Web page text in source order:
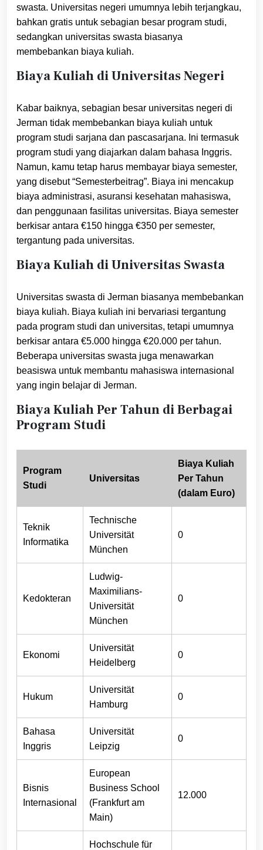
swasta. Universitas negeri umumnya lebih terjangkau,
bahkan gratis untuk sebagian besar program studi,
sedangkan universitas swasta biasanya
membebankan biaya kuliah.
Biaya Kuliah di Universitas Negeri
Kabar baiknya, sebagian besar universitas negeri di
Jerman tidak membebankan biaya kuliah untuk
program studi sarjana dan pascasarjana. Ini termasuk
program studi yang diajarkan dalam bahasa Inggris.
Namun, kamu tetap harus membayar biaya semester,
yang disebut “Semesterbeitrag”. Biaya ini mencakup
biaya administrasi, asuransi kesehatan mahasiswa,
dan penggunaan fasilitas universitas. Biaya semester
berkisar antara €150 hingga €350 per semester,
tergantung pada universitas.
Biaya Kuliah di Universitas Swasta
Universitas swasta di Jerman biasanya membebankan
biaya kuliah. Biaya kuliah ini bervariasi tergantung
pada program studi dan universitas, tetapi umumnya
berkisar antara €5.000 hingga €20.000 per tahun.
Beberapa universitas swasta juga menawarkan
beasiswa untuk membantu mahasiswa internasional
yang ingin belajar di Jerman.
Biaya Kuliah Per Tahun di Berbagai
Program Studi
Program
Studi
Universitas
Biaya Kuliah
Per Tahun
(dalam Euro)
Teknik
Informatika
Technische
Universität
München
0
Kedokteran
Ludwig-
Maximilians-
Universität
München
0
Ekonomi
Universität
Heidelberg
0
Hukum
Universität
Hamburg
0
Bahasa
Inggris
Universität
Leipzig
0
Bisnis
Internasional
European
Business School
(Frankfurt am
Main)
12.000
Hochschule für